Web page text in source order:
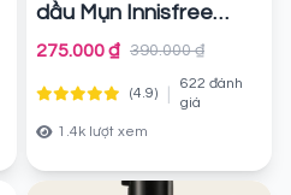
dầu Mụn Innisfree
Green Tea Amino
Hydrating Cleansing
Water 320ml
275.000 ₫ 390.000 ₫
(4.9)
622 đánh
giá
1.4k lượt xem